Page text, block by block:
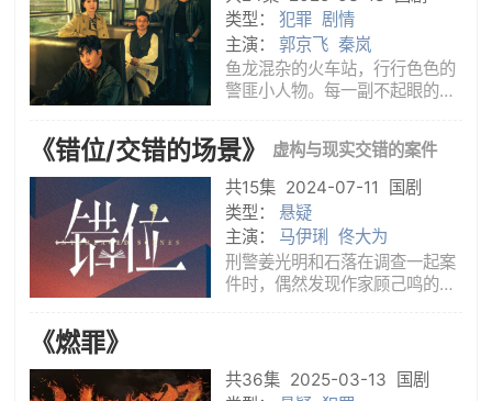
完美
类型： 犯罪 剧情
主演： 郭京飞 秦岚
鱼龙混杂的火车站，行行色色的
警匪小人物。每一副不起眼的皮
自的隐秘往事。没有人是完美作
案者，亦没有人是命运真正的赢
家。
《错位/交错的场景》
虚构与现实交错的案件
共15集 2024-07-11
国剧
类型： 悬疑
主演： 马伊琍
佟大为
刑警姜光明和石落在调查一起案
件时，偶然发现作家顾己鸣的小
合？小说的出现也为二人的追查
提供了新的方向，但与此同时也
《燃罪》
共36集 2025-03-13
国剧